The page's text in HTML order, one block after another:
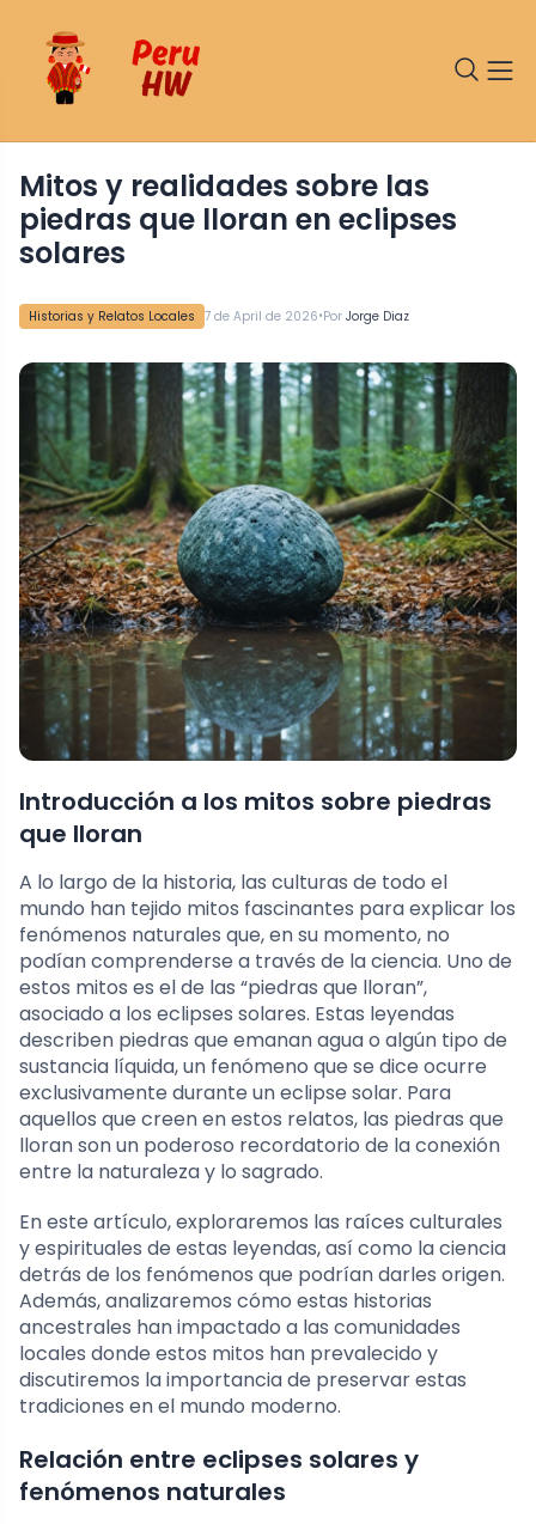
Historias y Relatos Locales 7 de April de 2026•Por Jorge Diaz
Mitos y realidades sobre las
piedras que lloran en eclipses
solares
Introducción a los mitos sobre piedras
que lloran
A lo largo de la historia, las culturas de todo el
mundo han tejido mitos fascinantes para explicar los
fenómenos naturales que, en su momento, no
podían comprenderse a través de la ciencia. Uno de
estos mitos es el de las “piedras que lloran”,
asociado a los eclipses solares. Estas leyendas
describen piedras que emanan agua o algún tipo de
sustancia líquida, un fenómeno que se dice ocurre
exclusivamente durante un eclipse solar. Para
aquellos que creen en estos relatos, las piedras que
lloran son un poderoso recordatorio de la conexión
entre la naturaleza y lo sagrado.
En este artículo, exploraremos las raíces culturales
y espirituales de estas leyendas, así como la ciencia
detrás de los fenómenos que podrían darles origen.
Además, analizaremos cómo estas historias
ancestrales han impactado a las comunidades
locales donde estos mitos han prevalecido y
discutiremos la importancia de preservar estas
tradiciones en el mundo moderno.
Relación entre eclipses solares y
fenómenos naturales